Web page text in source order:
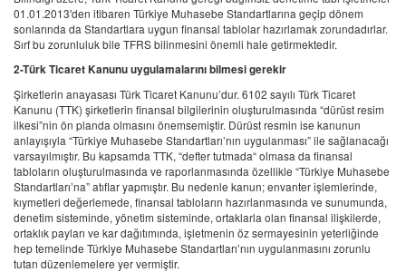
01.01.2013'den itibaren Türkiye Muhasebe Standartlarına geçip dönem
sonlarında da Standartlara uygun finansal tablolar hazırlamak zorundadırlar.
Sırf bu zorunluluk bile TFRS bilinmesini önemli hale getirmektedir.
2-Türk Ticaret Kanunu uygulamalarını bilmesi gerekir
Şirketlerin anayasası Türk Ticaret Kanunu’dur. 6102 sayılı Türk Ticaret
Kanunu (TTK) şirketlerin finansal bilgilerinin oluşturulmasında “dürüst resim
ilkesi”nin ön planda olmasını önemsemiştir. Dürüst resmin ise kanunun
anlayışıyla “Türkiye Muhasebe Standartları’nın uygulanması” ile sağlanacağı
varsayılmıştır. Bu kapsamda TTK, “defter tutmada“ olmasa da finansal
tabloların oluşturulmasında ve raporlanmasında özellikle “Türkiye Muhasebe
Standartları’na” atıflar yapmıştır. Bu nedenle kanun; envanter işlemlerinde,
kıymetleri değerlemede, finansal tabloların hazırlanmasında ve sunumunda,
denetim sisteminde, yönetim sisteminde, ortaklarla olan finansal ilişkilerde,
ortaklık payları ve kar dağıtımında, işletmenin öz sermayesinin yeterliğinde
hep temelinde Türkiye Muhasebe Standartları’nın uygulanmasını zorunlu
tutan düzenlemelere yer vermiştir.